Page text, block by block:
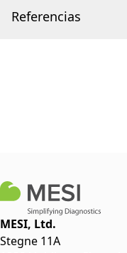
Referencias
MESI, Ltd.
Stegne 11A